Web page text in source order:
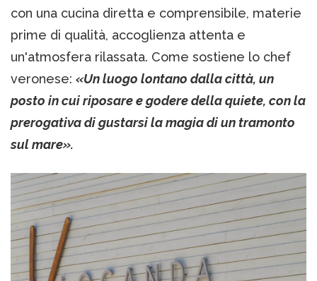
con una cucina diretta e comprensibile, materie
prime di qualità, accoglienza attenta e
un'atmosfera rilassata. Come sostiene lo chef
veronese: «Un luogo lontano dalla città, un
posto in cui riposare e godere della quiete, con la
prerogativa di gustarsi la magia di un tramonto
sul mare».